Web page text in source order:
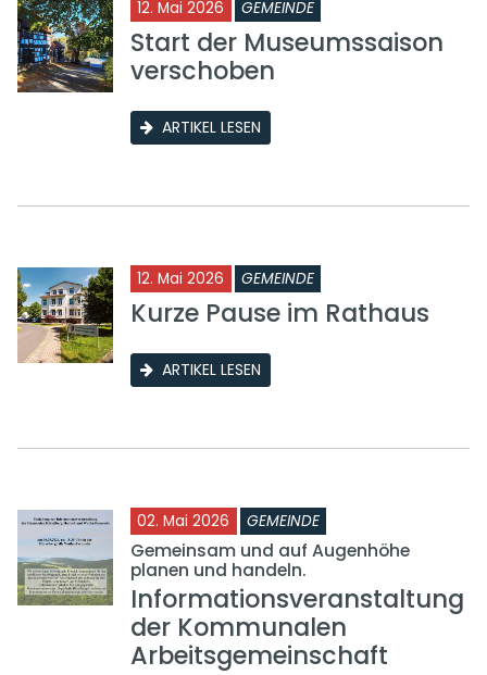
12. Mai 2026 GEMEINDE
Start der Museumssaison
verschoben
ARTIKEL LESEN
12. Mai 2026 GEMEINDE
Kurze Pause im Rathaus
ARTIKEL LESEN
02. Mai 2026 GEMEINDE
Gemeinsam und auf Augenhöhe
planen und handeln.
Informationsveranstaltung
der Kommunalen
Arbeitsgemeinschaft